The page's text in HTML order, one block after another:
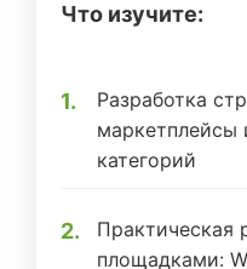
Что изучите:
Разработка
маркетплейсы
категорий
Практическая
площадками: